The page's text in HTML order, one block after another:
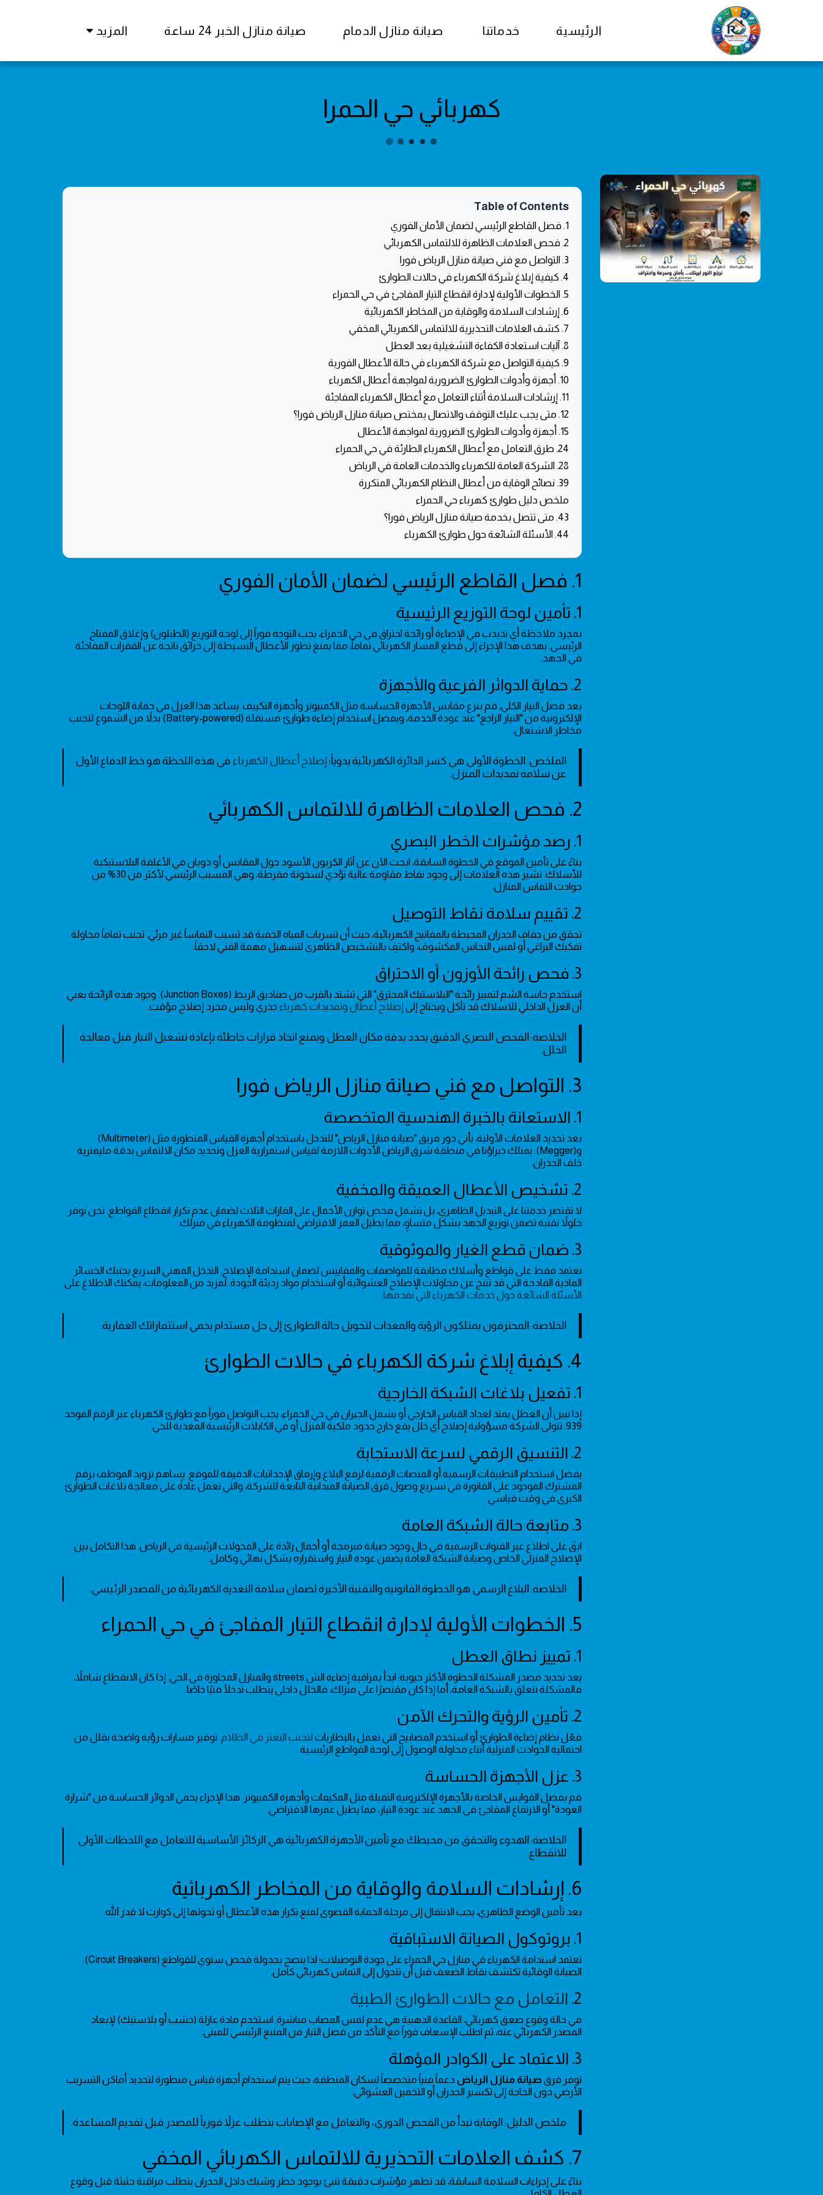
الرئيسية خدماتنا صيانة منازل الدمام صيانة منازل الخبر 24 ساعة المزيد
كهربائي حي الحمرا
Table of Contents
1. فصل القاطع الرئيسي لضمان الأمان الفوري
2. فحص العلامات الظاهرة للالتماس الكهربائي
3. التواصل مع فني صيانة منازل الرياض فورا
4. كيفية إبلاغ شركة الكهرباء في حالات الطوارئ
5. الخطوات الأولية لإدارة انقطاع التيار المفاجئ في حي الحمراء
6. إرشادات السلامة والوقاية من المخاطر الكهربائية
7. كشف العلامات التحذيرية للالتماس الكهربائي المخفي
8. آليات استعادة الكفاءة التشغيلية بعد العطل
9. كيفية التواصل مع شركة الكهرباء في حالة الأعطال الفورية
10. أجهزة وأدوات الطوارئ الضرورية لمواجهة أعطال الكهرباء
11. إرشادات السلامة أثناء التعامل مع أعطال الكهرباء المفاجئة
12. متى يجب عليك التوقف والاتصال بمختص صيانة منازل الرياض فورا؟
15. أجهزة وأدوات الطوارئ الضرورية لمواجهة الأعطال
24. طرق التعامل مع أعطال الكهرباء الطارئة في حي الحمراء
28. الشركة العامة للكهرباء والخدمات العامة في الرياض
39. نصائح الوقاية من أعطال النظام الكهربائي المتكررة
ملخص دليل طوارئ كهرباء حي الحمراء
43. متى تتصل بخدمة صيانة منازل الرياض فورا؟
44. الأسئلة الشائعة حول طوارئ الكهرباء
1. فصل القاطع الرئيسي لضمان الأمان الفوري
1. تأمين لوحة التوزيع الرئيسية
بمجرد ملاحظة أي تذبذب في الإضاءة أو رائحة احتراق في حي الحمراء، يجب التوجه فوراً إلى لوحة التوزيع (الطبلون) وإغلاق المفتاح
الرئيسي. يهدف هذا الإجراء إلى قطع المسار الكهربائي تماماً، مما يمنع تطور الأعطال البسيطة إلى حرائق ناتجة عن القفزات المفاجئة
في الجهد.
2. حماية الدوائر الفرعية والأجهزة
بعد فصل التيار الكلي، قم بنزع مقابس الأجهزة الحساسة مثل الكمبيوتر وأجهزة التكييف. يساعد هذا العزل في حماية اللوحات
الإلكترونية من "التيار الراجع" عند عودة الخدمة، ويفضل استخدام إضاءة طوارئ مستقلة (Battery-powered) بدلاً من الشموع لتجنب
مخاطر الاشتعال.
الملخص: الخطوة الأولى هي كسر الدائرة الكهربائية يدوياً؛إصلاح أعطال الكهرباء في هذه اللحظة هو خط الدفاع الأول
عن سلامة تمديدات المنزل.
2. فحص العلامات الظاهرة للالتماس الكهربائي
1. رصد مؤشرات الخطر البصري
بناءً على تأمين الموقع في الخطوة السابقة، ابحث الآن عن آثار الكربون الأسود حول المقابس أو ذوبان في الأغلفة البلاستيكية
للأسلاك. تشير هذه العلامات إلى وجود نقاط مقاومة عالية تؤدي لسخونة مفرطة، وهي المسبب الرئيسي لأكثر من 30% من
حوادث التماس المنازل.
2. تقييم سلامة نقاط التوصيل
تحقق من جفاف الجدران المحيطة بالمفاتيح الكهربائية، حيث أن تسربات المياه الخفية قد تسبب التماساً غير مرئي. تجنب تماماً محاولة
تفكيك البراغي أو لمس النحاس المكشوف، واكتفِ بالتشخيص الظاهري لتسهيل مهمة الفني لاحقاً.
3. فحص رائحة الأوزون أو الاحتراق
استخدم حاسة الشم لتمييز رائحة "البلاستيك المحترق" التي تشتد بالقرب من صناديق الربط (Junction Boxes). وجود هذه الرائحة يعني
أن العزل الداخلي للاسلاك قد تآكل ويحتاج إلى إصلاح أعطال وتمديدات كهرباءجذري وليس مجرد إصلاح مؤقت.
الخلاصة: الفحص البصري الدقيق يحدد بدقة مكان العطل ويمنع اتخاذ قرارات خاطئة بإعادة تشغيل التيار قبل معالجة
الخلل.
3. التواصل مع فني صيانة منازل الرياض فورا
1. الاستعانة بالخبرة الهندسية المتخصصة
بعد تحديد العلامات الأولية، يأتي دور فريق "صيانة منازل الرياض" للتدخل باستخدام أجهزة القياس المتطورة مثل (Multimeter)
و(Megger). يمتلك خبراؤنا في منطقة شرق الرياض الأدوات اللازمة لقياس استمرارية العزل وتحديد مكان الالتماس بدقة مليمترية
خلف الجدران.
2. تشخيص الأعطال العميقة والمخفية
لا تقتصر خدمتنا على التبديل الظاهري، بل تشمل فحص توازن الأحمال على الفازات الثلاث لضمان عدم تكرار انقطاع القواطع. نحن نوفر
حلولاً تقنية تضمن توزيع الجهد بشكل متساوٍ، مما يطيل العمر الافتراضي لمنظومة الكهرباء في منزلك.
3. ضمان قطع الغيار والموثوقية
نعتمد فقط على قواطع وأسلاك مطابقة للمواصفات والمقاييس لضمان استدامة الإصلاح. التدخل المهني السريع يجنبك الخسائر
المادية الفادحة التي قد تنتج عن محاولات الإصلاح العشوائية أو استخدام مواد رديئة الجودة. لمزيد من المعلومات، يمكنك الاطلاع على
الأسئلة الشائعة حول خدمات الكهرباء التي نقدمها.
الخلاصة: المحترفون يمتلكون الرؤية والمعدات لتحويل حالة الطوارئ إلى حل مستدام يحمي استثماراتك العقارية.
4. كيفية إبلاغ شركة الكهرباء في حالات الطوارئ
1. تفعيل بلاغات الشبكة الخارجية
إذا تبين أن العطل يمتد لعداد القياس الخارجي أو يشمل الجيران في حي الحمراء، يجب التواصل فوراً مع طوارئ الكهرباء عبر الرقم الموحد
939. تتولى الشركة مسؤولية إصلاح أي خلل يقع خارج حدود ملكية المنزل أو في الكابلات الرئيسية المغذية للحي.
2. التنسيق الرقمي لسرعة الاستجابة
يفضل استخدام التطبيقات الرسمية أو المنصات الرقمية لرفع البلاغ وإرفاق الإحداثيات الدقيقة للموقع. يساهم تزويد الموظف برقم
المشترك الموجود على الفاتورة في تسريع وصول فرق الصيانة الميدانية التابعة للشركة، والتي تعمل عادةً على معالجة بلاغات الطوارئ
الكبرى في وقت قياسي.
3. متابعة حالة الشبكة العامة
ابقَ على اطلاع عبر القنوات الرسمية في حال وجود صيانة مبرمجة أو أحمال زائدة على المحولات الرئيسية في الرياض. هذا التكامل بين
الإصلاح المنزلي الخاص وصيانة الشبكة العامة يضمن عودة التيار واستقراره بشكل نهائي وكامل.
الخلاصة: البلاغ الرسمي هو الخطوة القانونية والتقنية الأخيرة لضمان سلامة التغذية الكهربائية من المصدر الرئيسي.
5. الخطوات الأولية لإدارة انقطاع التيار المفاجئ في حي الحمراء
1. تمييز نطاق العطل
يعد تحديد مصدر المشكلة الخطوة الأكثر حيوية؛ ابدأ بمراقبة إضاءة الش streets والمنازل المجاورة في الحي. إذا كان الانقطاع شاملاً،
فالمشكلة تتعلق بالشبكة العامة، أما إذا كان مقتصرًا على منزلك، فالخلل داخلي يتطلب تدخلًا فنيًا خاصًا.
2. تأمين الرؤية والتحرك الآمن
فعّل نظام إضاءة الطوارئ أو استخدم المصابيح التي تعمل بالبطاريات لتجنب التعثر في الظلام. توفير مسارات رؤية واضحة يقلل من
احتمالية الحوادث المنزلية أثناء محاولة الوصول إلى لوحة القواطع الرئيسية.
3. عزل الأجهزة الحساسة
قم بفصل القوابس الخاصة بالأجهزة الإلكترونية الثقيلة مثل المكيفات وأجهزة الكمبيوتر. هذا الإجراء يحمي الدوائر الحساسة من "شرارة
العودة" أو الارتفاع المفاجئ في الجهد عند عودة التيار، مما يطيل عمرها الافتراضي.
الخلاصة: الهدوء والتحقق من محيطك مع تأمين الأجهزة الكهربائية هي الركائز الأساسية للتعامل مع اللحظات الأولى
للانقطاع.
6. إرشادات السلامة والوقاية من المخاطر الكهربائية
بعد تأمين الوضع الظاهري، يجب الانتقال إلى مرحلة الحماية القصوى لمنع تكرار هذه الأعطال أو تحولها إلى كوارث لا قدر الله.
1. بروتوكول الصيانة الاستباقية
تعتمد استدامة الكهرباء في منازل حي الحمراء على جودة التوصيلات؛ لذا ينصح بجدولة فحص سنوي للقواطع (Circuit Breakers).
الصيانة الوقائية تكتشف نقاط الضعف قبل أن تتحول إلى التماس كهربائي كامل.
2. التعامل مع حالات الطوارئ الطبية
في حالة وقوع صعق كهربائي، القاعدة الذهبية هي عدم لمس المصاب مباشرة. استخدم مادة عازلة (خشب أو بلاستيك) لإبعاد
المصدر الكهربائي عنه، ثم اطلب الإسعاف فوراً مع التأكد من فصل التيار من المنبع الرئيسي للمبنى.
3. الاعتماد على الكوادر المؤهلة
توفر فرق صيانة منازل الرياض دعماً فنياً متخصصاً لسكان المنطقة، حيث يتم استخدام أجهزة قياس متطورة لتحديد أماكن التسريب
الأرضي دون الحاجة إلى تكسير الجدران أو التخمين العشوائي.
ملخص الدليل: الوقاية تبدأ من الفحص الدوري، والتعامل مع الإصابات يتطلب عزلاً فورياً للمصدر قبل تقديم المساعدة.
7. كشف العلامات التحذيرية للالتماس الكهربائي المخفي
بناءً على إجراءات السلامة السابقة، قد تظهر مؤشرات دقيقة تنبئ بوجود خطر وشيك داخل الجدران يتطلب مراقبة حثيثة قبل وقوع